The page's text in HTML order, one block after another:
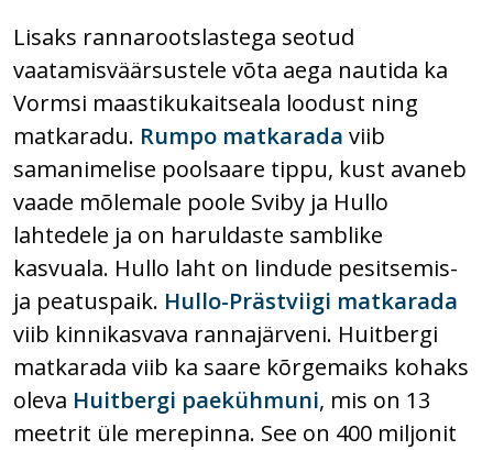
Lisaks rannarootslastega seotud
vaatamisväärsustele võta aega nautida ka
Vormsi maastikukaitseala loodust ning
matkaradu. Rumpo matkarada viib
samanimelise poolsaare tippu, kust avaneb
vaade mõlemale poole Sviby ja Hullo
lahtedele ja on haruldaste samblike
kasvuala. Hullo laht on lindude pesitsemis-
ja peatuspaik. Hullo-Prästviigi matkarada
viib kinnikasvava rannajärveni. Huitbergi
matkarada viib ka saare kõrgemaiks kohaks
oleva Huitbergi paekühmuni, mis on 13
meetrit üle merepinna. See on 400 miljonit